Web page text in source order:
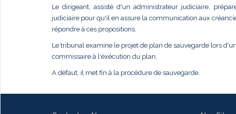
Le dirigeant, assisté d'un administrateur judiciaire,
judiciaire pour qu'il en assure la communication aux
répondre à ces propositions.
Le tribunal examine le projet de plan de sauvegarde lors
commissaire à l'éxécution du plan.
A défaut, il met fin à la procédure de sauvegarde.